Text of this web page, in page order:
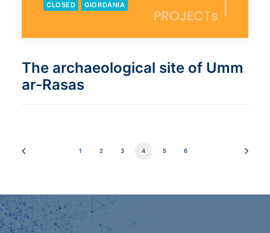
CLOSED GIORDANIA
The archaeological site of Umm
ar-Rasas
1 2 3 4 5 6